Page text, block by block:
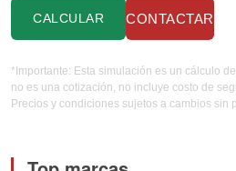
CALCULAR CONTACTAR
*Importante: Esta simulación es un cálculo
no es una cotización, no incluye costo de
Precios y condiciones sujetos a cambios sin